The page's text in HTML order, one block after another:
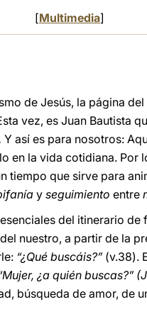
[Multimedia]
de Jesús, la página
vez, es Juan Bautista
Y así es para nosotros:
en la vida cotidiana. Por
tiempo que sirve para
y seguimiento entre
del itinerario
nuestro, a partir de la
“¿Qué buscáis?” (v.38).
¿a quién buscas?”
búsqueda de amor, de